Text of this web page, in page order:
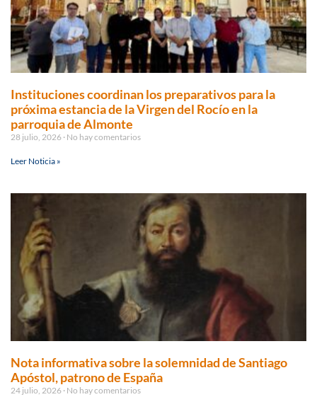
Instituciones coordinan los preparativos para la
próxima estancia de la Virgen del Rocío en la
parroquia de Almonte
28 julio, 2026 No hay comentarios
Leer Noticia »
Nota informativa sobre la solemnidad de Santiago
Apóstol, patrono de España
24 julio, 2026 No hay comentarios